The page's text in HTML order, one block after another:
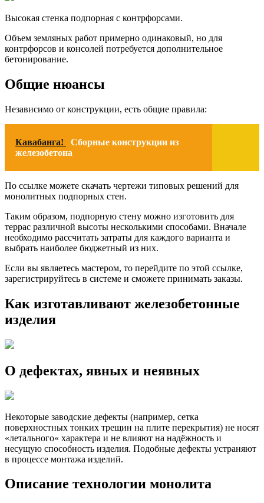
Высокая стенка подпорная с контрфорсами.
Объем земляных работ примерно одинаковый, но для
контрфорсов и консолей потребуется дополнительное
бетонирование.
Общие нюансы
Независимо от конструкции, есть общие правила:
Кавабанга!
Сборные конструкции из
железобетона
По ссылке можете скачать чертежи типовых решений для
монолитных подпорных стен.
Таким образом, подпорную стену можно изготовить для
террас различной высоты несколькими способами. Вначале
необходимо рассчитать затраты для каждого варианта и
выбрать наиболее бюджетный из них.
Если вы являетесь мастером, то перейдите по этой ссылке,
зарегистрируйтесь в системе и сможете принимать заказы.
Как изготавливают железобетонные
изделия
О дефектах, явных и неявных
Некоторые заводские дефекты (например, сетка
поверхностных тонких трещин на плите перекрытия) не носят
«летального« характера и не влияют на надёжность и
несущую способность изделия. Подобные дефекты устраняют
в процессе монтажа изделий.
Описание технологии монолита